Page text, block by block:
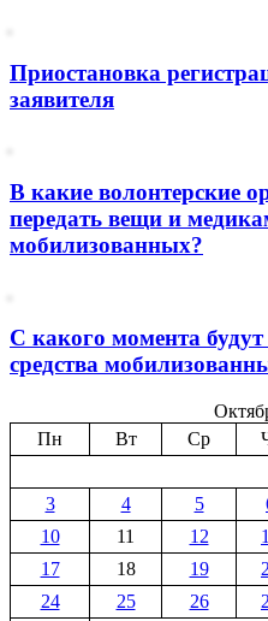
Приостановка
заявителя
В какие волонтерские
передать вещи и
мобилизованных?
С какого момента
средства
Пн
Вт Ср
3
4 5
10
11 12
17
18 19
24
25 26